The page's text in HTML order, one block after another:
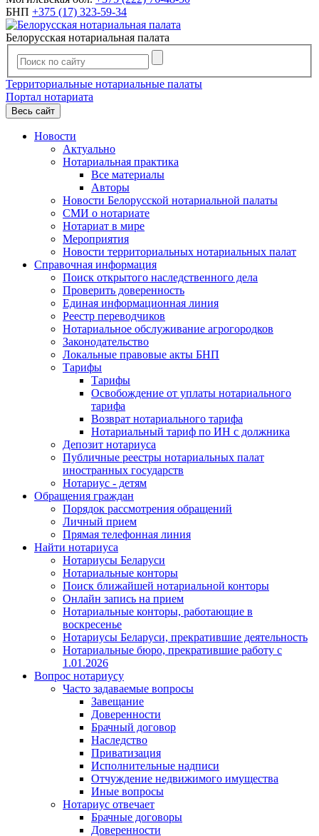
БНП +375 (17) 323-59-34
Белорусская нотариальная палата
Территориальные нотариальные палаты
Портал нотариата
Весь сайт
Новости
Актуально
Нотариальная практика
Все материалы
Авторы
Новости Белорусской нотариальной палаты
СМИ о нотариате
Нотариат в мире
Мероприятия
Новости территориальных нотариальных палат
Справочная информация
Поиск открытого наследственного дела
Проверить доверенность
Единая информационная линия
Реестр переводчиков
Нотариальное обслуживание агрогородков
Законодательство
Локальные правовые акты БНП
Тарифы
Тарифы
Освобождение от уплаты нотариального
тарифа
Возврат нотариального тарифа
Нотариальный тариф по ИН с должника
Депозит нотариуса
Публичные реестры нотариальных палат
иностранных государств
Нотариус - детям
Обращения граждан
Порядок рассмотрения обращений
Личный прием
Прямая телефонная линия
Найти нотариуса
Нотариусы Беларуси
Нотариальные конторы
Поиск ближайшей нотариальной конторы
Онлайн запись на прием
Нотариальные конторы, работающие в
воскресенье
Нотариусы Беларуси, прекратившие деятельность
Нотариальные бюро, прекратившие работу с
1.01.2026
Вопрос нотариусу
Часто задаваемые вопросы
Завещание
Доверенности
Брачный договор
Наследство
Приватизация
Исполнительные надписи
Отчуждение недвижимого имущества
Иные вопросы
Нотариус отвечает
Брачные договоры
Доверенности